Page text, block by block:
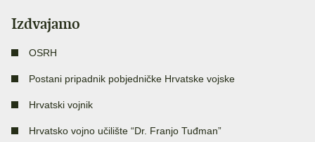
Izdvajamo
OSRH
Postani pripadnik pobjedničke Hrvatske vojske
Hrvatski vojnik
Hrvatsko vojno učilište “Dr. Franjo Tuđman”